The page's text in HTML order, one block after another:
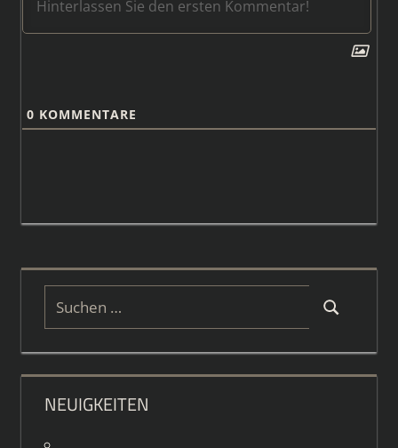
0 KOMMENTARE
Suchen
nach:
Suchen
NEUIGKEITEN